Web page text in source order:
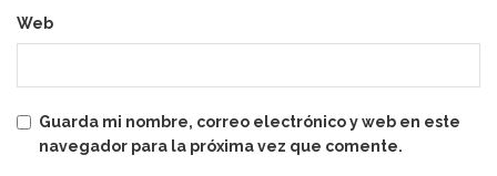
Web
Guarda mi nombre, correo electrónico y web en este
navegador para la próxima vez que comente.